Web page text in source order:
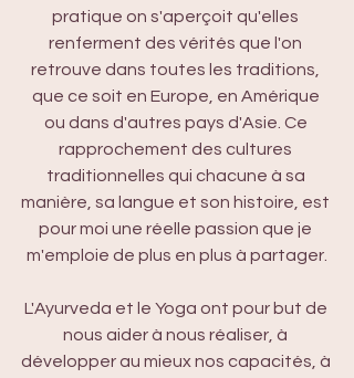
pratique on s'aperçoit qu'elles
renferment des vérités que l'on
retrouve dans toutes les traditions,
que ce soit en Europe, en Amérique
ou dans d'autres pays d'Asie. Ce
rapprochement des cultures
traditionnelles qui chacune à sa
manière, sa langue et son histoire, est
pour moi une réelle passion que je
m'emploie de plus en plus à partager.
L'Ayurveda et le Yoga ont pour but de
nous aider à nous réaliser, à
développer au mieux nos capacités, à